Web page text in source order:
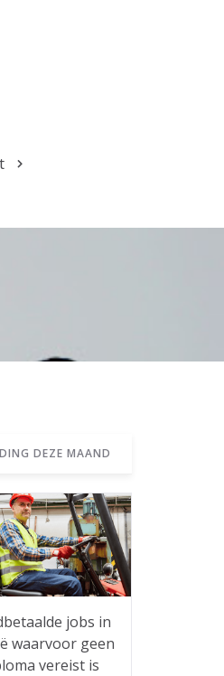
DEZE MAAND
jobs in
waarvoor geen
vereist is